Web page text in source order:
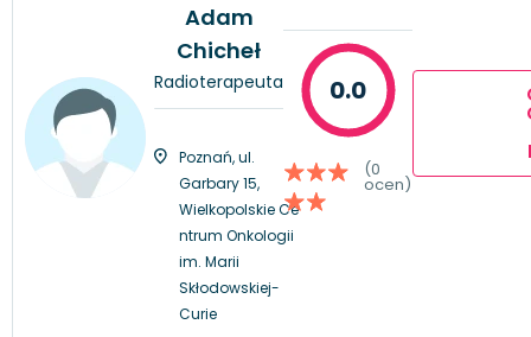
Adam
Chicheł
Radioterapeuta
Poznań, ul.
Garbary 15,
Wielkopolskie Ce
ntrum Onkologii
im. Marii
Skłodowskiej-
Curie
0.0
(0
ocen)